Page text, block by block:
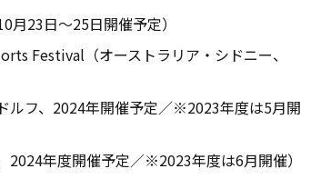
23日～25日開催予定）
Festival（オーストラリア・シドニー、
ルフ、2024年開催予定／※2023年度は5月開
2024年度開催予定／※2023年度は6月開催）